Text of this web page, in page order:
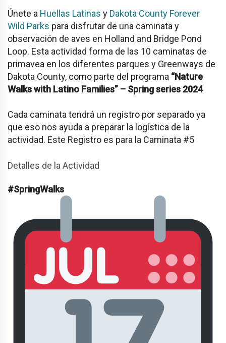
Únete a Huellas Latinas y Dakota County Forever
Wild Parks para disfrutar de una caminata y
observación de aves en Holland and Bridge Pond
Loop. Esta actividad forma de las 10 caminatas de
primavea en los diferentes parques y Greenways de
Dakota County, como parte del programa “Nature
Walks with Latino Families” – Spring series 2024
Cada caminata tendrá un registro por separado ya
que eso nos ayuda a preparar la logística de la
actividad. Este Registro es para la Caminata #5
Detalles de la Actividad
#SpringWalks